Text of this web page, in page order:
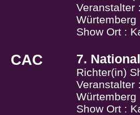
Veranstalter
Würtemberg
Show Ort :
CAC 7.
Richter(in)
Veranstalter
Würtemberg
Show Ort :